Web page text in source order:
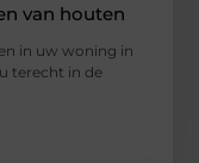
van houten
in uw woning in
terecht in de